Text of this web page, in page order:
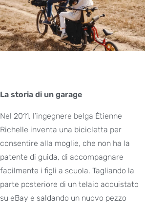
La storia di un garage
Nel 2011, l’ingegnere belga Étienne
Richelle inventa una bicicletta per
consentire alla moglie, che non ha la
patente di guida, di accompagnare
facilmente i figli a scuola. Tagliando la
parte posteriore di un telaio acquistato
su eBay e saldando un nuovo pezzo